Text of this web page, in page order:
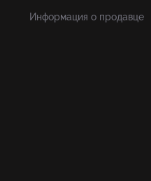
Информация о продавце